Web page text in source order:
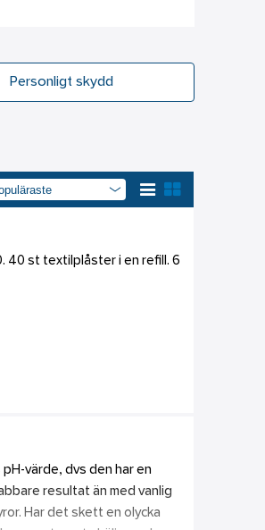
Personligt skydd
40 st textilplåster i en refill. 6
värde, dvs den har en
resultat än med vanlig
Har det skett en olycka